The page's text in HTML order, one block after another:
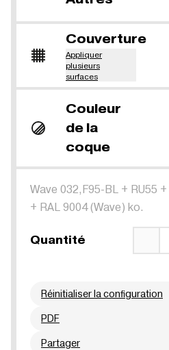
Couverture
Appliquer
plusieurs
surfaces
Couleur
de la
coque
Wave 032,F95-BL + RU55 +
+ RAL 9004 (Wave) ko.
Quantité
Réinitialiser la configuration
PDF
Partager